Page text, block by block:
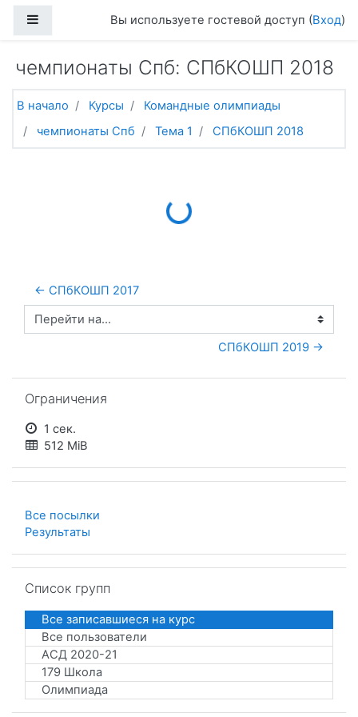
Боковая панельВы используете гостевой доступ (Вход)
чемпионаты Спб: СПбКОШП 2018
В начало Курсы
Командные олимпиады
чемпионаты Спб
Тема 1 СПбКОШП 2018
Loading...
← СПбКОШП 2017
Перейти на...
СПбКОШП 2019 →
Ограничения
1 сек.
512 MiB
Все посылки
Результаты
Список групп
Все записавшиеся на курс
Все пользователи
АСД 2020-21
179 Школа
Олимпиада